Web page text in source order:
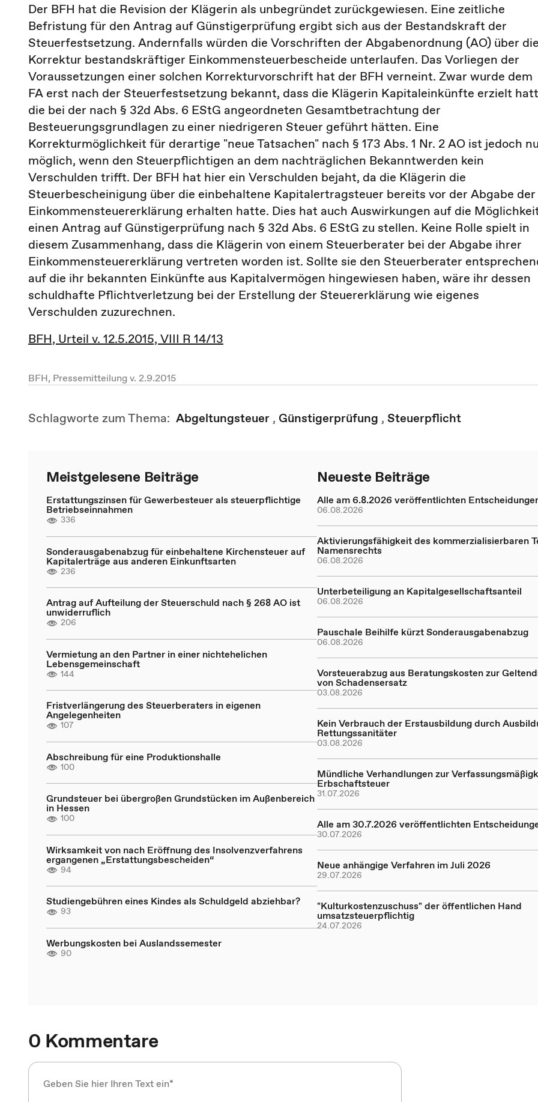
Der BFH hat die Revision der Klägerin als unbegründet zurückgewiesen. Eine zeitliche
Befristung für den Antrag auf Günstigerprüfung ergibt sich aus der Bestandskraft der
Steuerfestsetzung. Andernfalls würden die Vorschriften der Abgabenordnung (AO) über die
Korrektur bestandskräftiger Einkommensteuerbescheide unterlaufen. Das Vorliegen der
Voraussetzungen einer solchen Korrekturvorschrift hat der BFH verneint. Zwar wurde dem
FA erst nach der Steuerfestsetzung bekannt, dass die Klägerin Kapitaleinkünfte erzielt
die bei der nach § 32d Abs. 6 EStG angeordneten Gesamtbetrachtung der
Besteuerungsgrundlagen zu einer niedrigeren Steuer geführt hätten. Eine
Korrekturmöglichkeit für derartige "neue Tatsachen" nach § 173 Abs. 1 Nr. 2 AO ist jedoch
möglich, wenn den Steuerpflichtigen an dem nachträglichen Bekanntwerden kein
Verschulden trifft. Der BFH hat hier ein Verschulden bejaht, da die Klägerin die
Steuerbescheinigung über die einbehaltene Kapitalertragsteuer bereits vor der Abgabe der
Einkommensteuererklärung erhalten hatte. Dies hat auch Auswirkungen auf die
einen Antrag auf Günstigerprüfung nach § 32d Abs. 6 EStG zu stellen. Keine Rolle spielt in
diesem Zusammenhang, dass die Klägerin von einem Steuerberater bei der Abgabe ihrer
Einkommensteuererklärung vertreten worden ist. Sollte sie den Steuerberater
auf die ihr bekannten Einkünfte aus Kapitalvermögen hingewiesen haben, wäre ihr dessen
schuldhafte Pflichtverletzung bei der Erstellung der Steuererklärung wie eigenes
Verschulden zuzurechnen.
BFH, Urteil v. 12.5.2015, VIII R 14/13
BFH, Pressemitteilung v. 2.9.2015
Schlagworte zum Thema: Abgeltungsteuer , Günstigerprüfung , Steuerpflicht
Meistgelesene Beiträge
Erstattungszinsen für Gewerbesteuer als steuerpflichtige
Betriebseinnahmen
336
Sonderausgabenabzug für einbehaltene Kirchensteuer auf
Kapitalerträge aus anderen Einkunftsarten
236
Antrag auf Aufteilung der Steuerschuld nach § 268 AO ist
unwiderruflich
206
Vermietung an den Partner in einer nichtehelichen
Lebensgemeinschaft
144
Fristverlängerung des Steuerberaters in eigenen
Angelegenheiten
107
Abschreibung für eine Produktionshalle
100
Grundsteuer bei übergroßen Grundstücken im Außenbereich
in Hessen
100
Wirksamkeit von nach Eröffnung des Insolvenzverfahrens
ergangenen „Erstattungsbescheiden“
94
Studiengebühren eines Kindes als Schuldgeld abziehbar?
93
Werbungskosten bei Auslandssemester
90
Neueste Beiträge
Alle am 6.8.2026 veröffentlichten
06.08.2026
Aktivierungsfähigkeit des kommerzialisierbaren
Namensrechts
06.08.2026
Unterbeteiligung an Kapitalgesellschaftsanteil
06.08.2026
Pauschale Beihilfe kürzt Sonderausgabenabzug
06.08.2026
Vorsteuerabzug aus Beratungskosten zur
von Schadensersatz
03.08.2026
Kein Verbrauch der Erstausbildung durch
Rettungssanitäter
03.08.2026
Mündliche Verhandlungen zur
Erbschaftsteuer
31.07.2026
Alle am 30.7.2026 veröffentlichten
30.07.2026
Neue anhängige Verfahren im Juli 2026
29.07.2026
"Kulturkostenzuschuss" der öffentlichen Hand
umsatzsteuerpflichtig
24.07.2026
0 Kommentare